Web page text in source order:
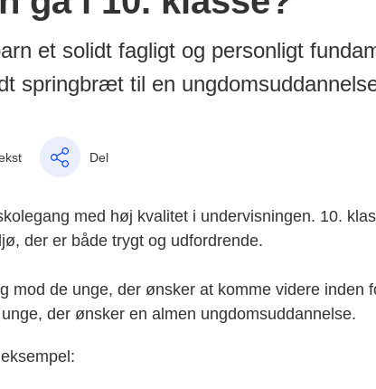
et solidt fagligt og personligt
springbræt til en
Del
med høj kvalitet i undervisningen. 10.
der er både trygt og udfordrende.
mod de unge, der ønsker at komme videre inden
der ønsker en almen ungdomsuddannelse.